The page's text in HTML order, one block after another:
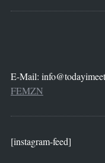
E-Mail:
FEMZN
[instagram-feed]